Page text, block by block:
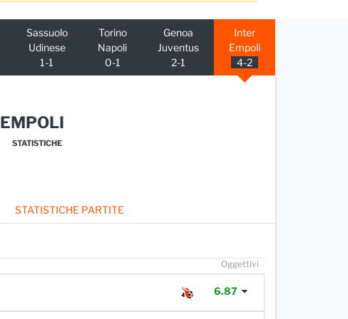
Sassuolo
Udinese
1-1
Torino
Napoli
0-1
Genoa
Juventus
2-1
Inter
Empoli
4-2
EMPOLI
STATISTICHE
STATISTICHE PARTITE
Oggettivi
6.87